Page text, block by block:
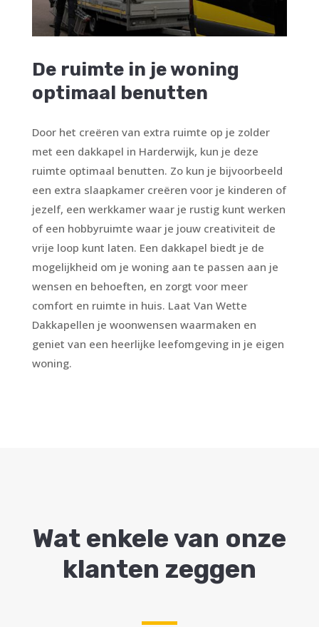
De ruimte in je woning
optimaal benutten
Door het creëren van extra ruimte op je zolder
met een dakkapel in Harderwijk, kun je deze
ruimte optimaal benutten. Zo kun je bijvoorbeeld
een extra slaapkamer creëren voor je kinderen of
jezelf, een werkkamer waar je rustig kunt werken
of een hobbyruimte waar je jouw creativiteit de
vrije loop kunt laten. Een dakkapel biedt je de
mogelijkheid om je woning aan te passen aan je
wensen en behoeften, en zorgt voor meer
comfort en ruimte in huis. Laat Van Wette
Dakkapellen je woonwensen waarmaken en
geniet van een heerlijke leefomgeving in je eigen
woning.
Wat enkele van onze
klanten zeggen